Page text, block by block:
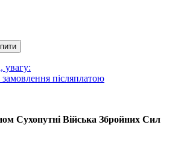
увагу:
післяплатою
Сухопутні Війська Збройних Сил